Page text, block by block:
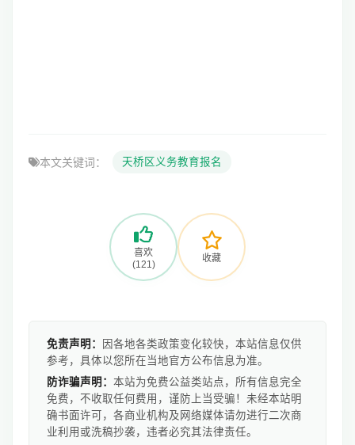
本文关键词： 天桥区义务教育报名
喜欢
(121)
收藏
免责声明：
因各地各类政策变化较快，本站信息仅供
参考，具体以您所在当地官方公布信息为准。
防诈骗声明： 本站为免费公益类站点，所有信息完全
免费，不收取任何费用，谨防上当受骗！未经本站明
确书面许可，各商业机构及网络媒体请勿进行二次商
业利用或洗稿抄袭，违者必究其法律责任。